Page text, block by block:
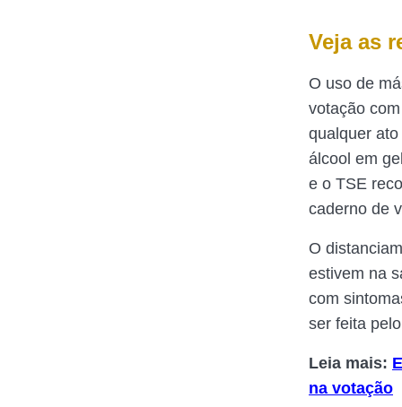
Veja as
O uso de
votação
qualquer
álcool em
e o TSE
caderno de
O
estivem na
com
ser feita
Leia mais:
na votação